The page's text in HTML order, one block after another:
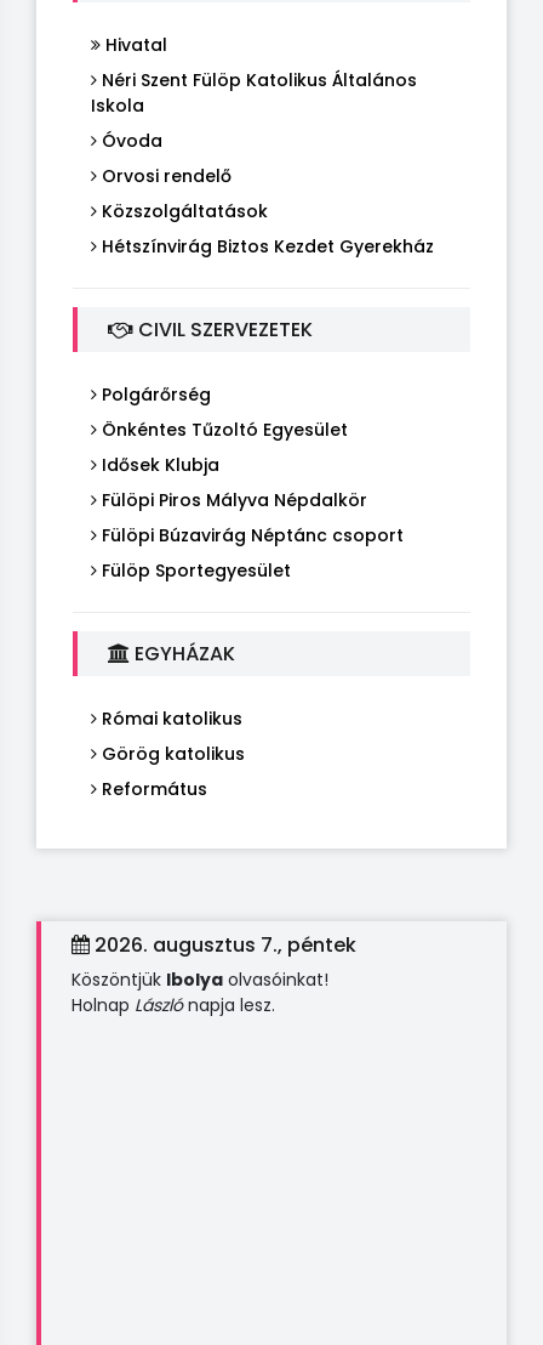
Hivatal
Néri Szent Fülöp Katolikus Általános
Iskola
Óvoda
Orvosi rendelő
Közszolgáltatások
Hétszínvirág Biztos Kezdet Gyerekház
CIVIL SZERVEZETEK
Polgárőrség
Önkéntes Tűzoltó Egyesület
Idősek Klubja
Fülöpi Piros Mályva Népdalkör
Fülöpi Búzavirág Néptánc csoport
Fülöp Sportegyesület
EGYHÁZAK
Római katolikus
Görög katolikus
Református
2026. augusztus 7., péntek
Köszöntjük Ibolya olvasóinkat!
Holnap Lászlónapja lesz.